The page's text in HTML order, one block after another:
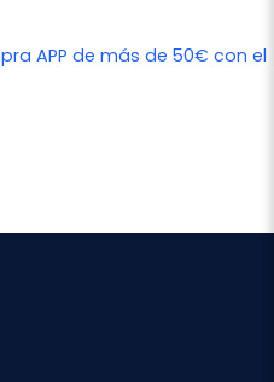
APP de más de 50€ con el